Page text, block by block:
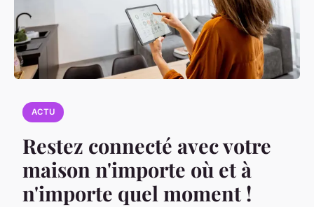
ACTU
Restez connecté avec votre
maison n'importe où et à
n'importe quel moment !